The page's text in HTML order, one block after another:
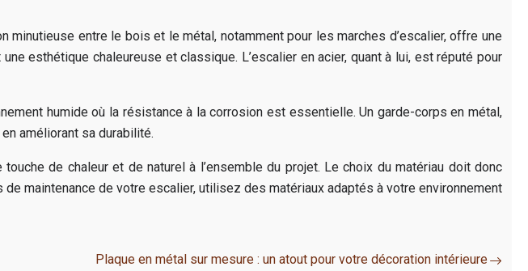
minutieuse entre le bois et le métal, notamment pour les marches d’escalier, offre une
esthétique chaleureuse et classique. L’escalier en acier, quant à lui, est réputé pour
humide où la résistance à la corrosion est essentielle. Un garde-corps en métal,
améliorant sa durabilité.
de chaleur et de naturel à l’ensemble du projet. Le choix du matériau doit donc
maintenance de votre escalier, utilisez des matériaux adaptés à votre environnement
Plaque en métal sur mesure : un atout pour votre décoration intérieure